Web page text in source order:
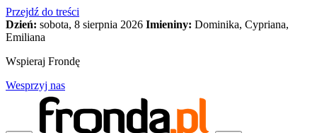
Przejdź do treści
Dzień: sobota, 8 sierpnia 2026 Imieniny: Dominika, Cypriana,
Emiliana
Wspieraj Frondę
Wesprzyj nas